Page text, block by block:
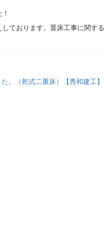
ております。置床工事に関す
。（乾式二重床）【秀和建工】